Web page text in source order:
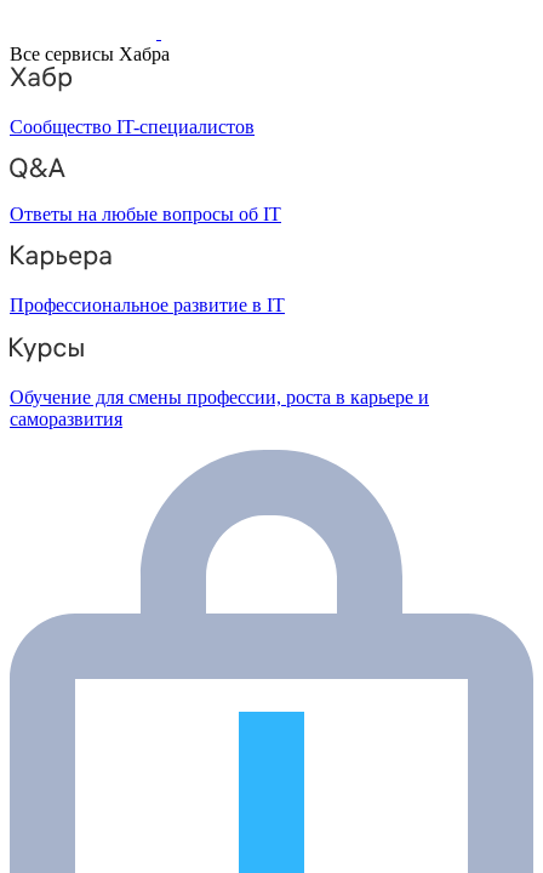
Все сервисы Хабра
Сообщество IT-специалистов
Ответы на любые вопросы об IT
Профессиональное развитие в IT
Обучение для смены профессии, роста в карьере и
саморазвития